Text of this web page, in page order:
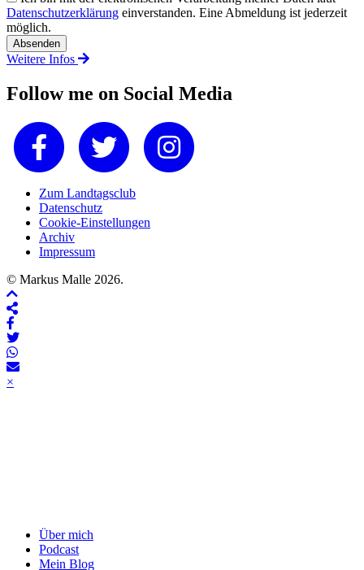
Datenschutzerklärung einverstanden. Eine Abmeldung ist jederzeit
möglich.
Weitere Infos
Follow me on Social Media
Zum Landtagsclub
Datenschutz
Cookie-Einstellungen
Archiv
Impressum
© Markus Malle 2026.
×
Über mich
Podcast
Mein Blog